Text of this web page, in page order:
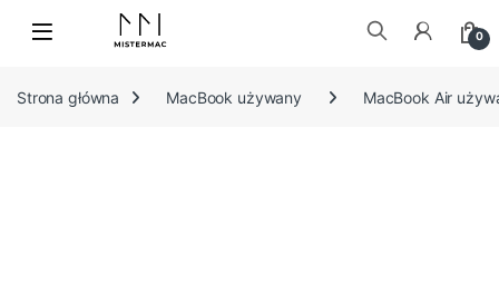
Skip to navigation
0
Strona główna
MacBook używany MacBook Air